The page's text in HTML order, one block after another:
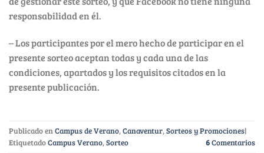
responsabilidad en él.
– Los participantes por el mero hecho de participar en el
presente sorteo aceptan todas y cada una de las
condiciones, apartados y los requisitos citados en la
presente publicación.
Publicado enCampus de Verano,Canaventur,Sorteos y Promociones|
EtiquetadoCampus Verano,Sorteo 6Comentarios